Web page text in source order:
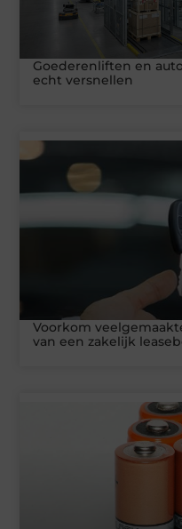
Goederenliften en
echt versnellen
Voorkom
van een zakelijk